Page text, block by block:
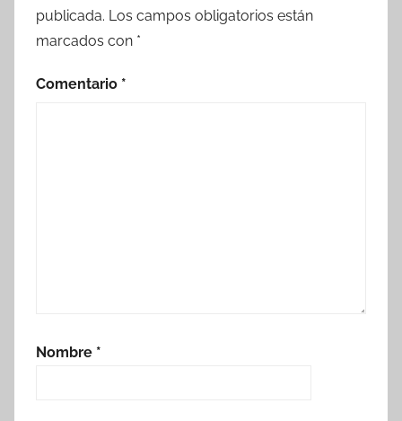
publicada. Los campos obligatorios están
marcados con *
Comentario *
Nombre *